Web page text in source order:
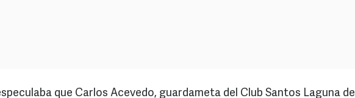
que Carlos Acevedo, guardameta del Club Santos Laguna de